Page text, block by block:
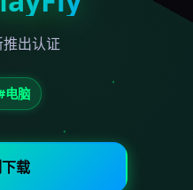
出认证
电脑
载